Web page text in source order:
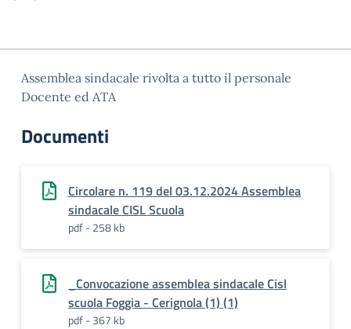
Assemblea sindacale rivolta a tutto il personale
Docente ed ATA
Documenti
Circolare n. 119 del 03.12.2024 Assemblea
sindacale CISL Scuola
pdf - 258 kb
_Convocazione assemblea sindacale Cisl
scuola Foggia - Cerignola (1) (1)
pdf - 367 kb